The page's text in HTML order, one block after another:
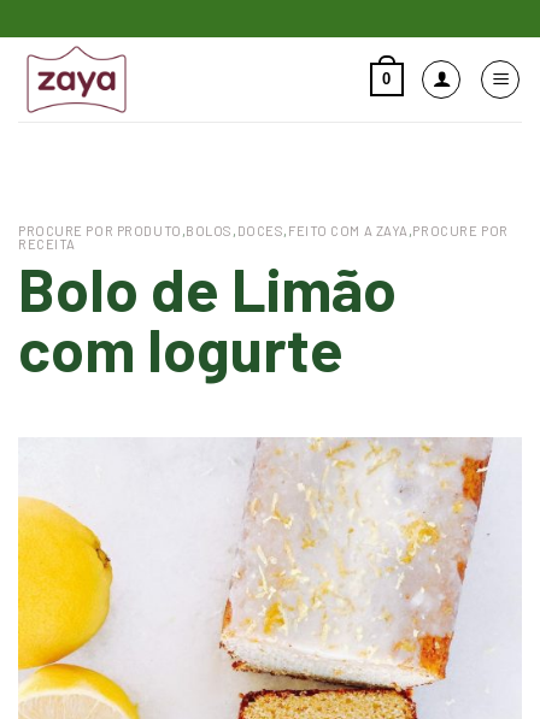
to
content
0
PROCURE POR PRODUTO ,BOLOS , DOCES, FEITO COM A ZAYA ,PROCURE POR
RECEITA
Bolo de Limão
com Iogurte